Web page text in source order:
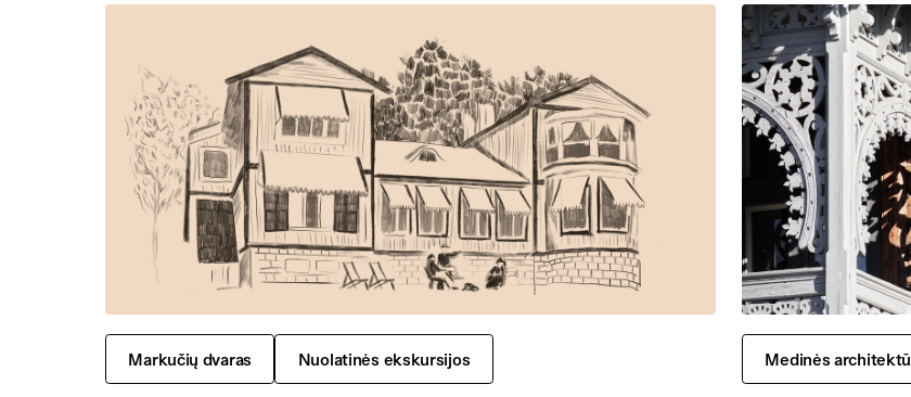
Markučių dvaras Nuolatinės ekskursijos Medinės